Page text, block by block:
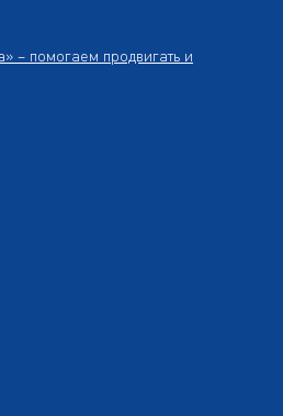
– помогаем продвигать и